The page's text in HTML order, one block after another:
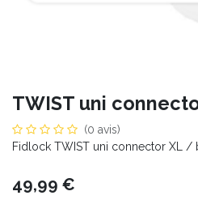
TWIST uni
(0 avis)
Fidlock TWIST uni connector XL /
49,99 €